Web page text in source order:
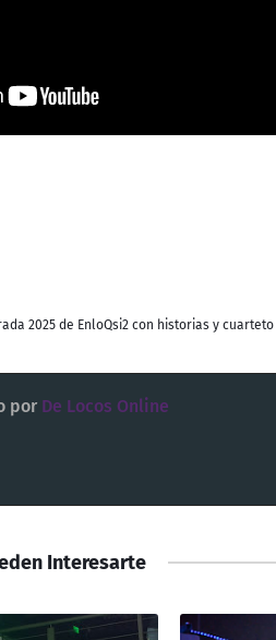
2025 de EnloQsi2 con historias y
por De Locos Online
Interesarte